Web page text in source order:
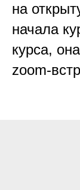
на
начала
курса,
zoom-